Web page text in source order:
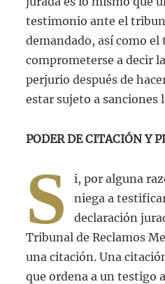
testimonio ante el
demandado, así como el
comprometerse a decir
perjurio después de
estar sujeto a sanciones
PODER DE CITACIÓN Y
S
i, por alguna
niega a
declaración
Tribunal de Reclamos
una citación. Una
que ordena a un testigo